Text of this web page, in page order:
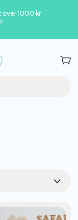
över 1000 kr